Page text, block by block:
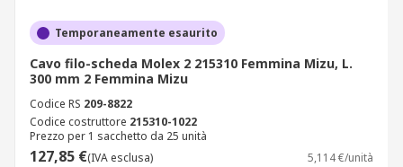
Temporaneamente esaurito
Cavo filo-scheda Molex 2 215310 Femmina Mizu, L.
300 mm 2 Femmina Mizu
Codice RS 209-8822
Codice costruttore 215310-1022
Prezzo per 1 sacchetto da 25 unità
127,85 €(IVA esclusa) 5,114 €/unità